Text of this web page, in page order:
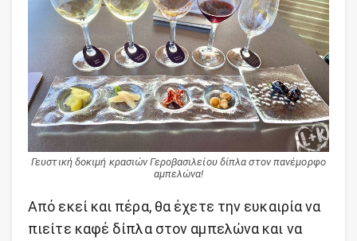
Γευστική δοκιμή κρασιών Γεροβασιλείου δίπλα στον πανέμορφο
αμπελώνα!
Από εκεί και πέρα, θα έχετε την ευκαιρία να
πιείτε καφέ δίπλα στον αμπελώνα και να